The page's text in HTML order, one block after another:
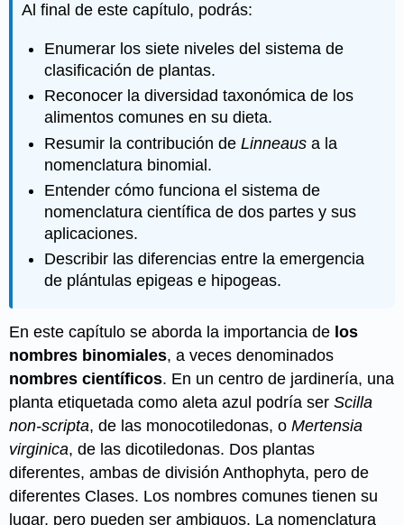
Al final de este capítulo, podrás:
Enumerar los siete niveles del sistema de
clasificación de plantas.
Reconocer la diversidad taxonómica de los
alimentos comunes en su dieta.
Resumir la contribución deLinneaus a la
nomenclatura binomial.
Entender cómo funciona el sistema de
nomenclatura científica de dos partes y sus
aplicaciones.
Describir las diferencias entre la emergencia
de plántulas epigeas e hipogeas.
En este capítulo se aborda la importancia de los
nombres binomiales, a veces denominados
nombres científicos. En un centro de jardinería, una
planta etiquetada como aleta azul podría serScilla
non-scripta, de las monocotiledonas, oMertensia
virginica, de las dicotiledonas. Dos plantas
diferentes, ambas de división Anthophyta, pero de
diferentes Clases. Los nombres comunes tienen su
lugar, pero pueden ser ambiguos. La nomenclatura